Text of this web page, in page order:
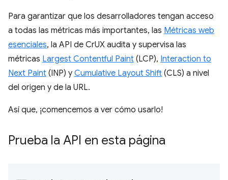
Para garantizar que los desarrolladores tengan acceso
a todas las métricas más importantes, las Métricas web
esenciales, la API de CrUX audita y supervisa las
métricas Largest Contentful Paint (LCP), Interaction to
Next Paint (INP) y Cumulative Layout Shift (CLS) a nivel
del origen y de la URL.
Así que, ¡comencemos a ver cómo usarlo!
Prueba la API en esta página